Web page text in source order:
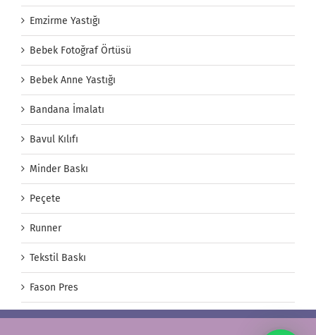
Emzirme Yastığı
Bebek Fotoğraf Örtüsü
Bebek Anne Yastığı
Bandana İmalatı
Bavul Kılıfı
Minder Baskı
Peçete
Runner
Tekstil Baskı
Fason Pres